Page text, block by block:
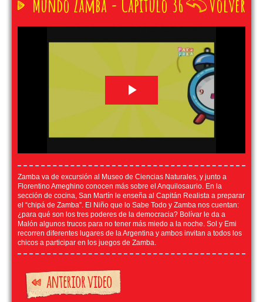
Mundo Zamba - Capítulo 36 Volver
Zamba va de excursión al Museo de Ciencias Naturales, y junto a
Florentino Ameghino conocen más sobre el Anquilosaurio. En la
sección de cocina, San Martín le enseña al Capitán Realista a preparar
el “chipá de Zamba”. El Niño que lo Sabe Todo y Zamba nos cuentan:
¿para qué son los tres poderes de la democracia? Bolívar le da a
Malón algunos trucos para no tener más miedo a la noche. Sol y Emi
recorren diferentes lugares de la Argentina y ambos invitan a todos los
chicos a participar en los juegos de Zamba.